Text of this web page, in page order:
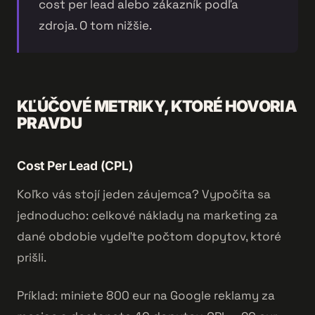
cost per lead alebo zákazník podľa
zdroja. O tom nižšie.
KĽÚČOVÉ METRIKY, KTORÉ HOVORIA
PRAVDU
Cost Per Lead (CPL)
Koľko vás stojí jeden záujemca? Vypočíta sa
jednoducho: celkové náklady na marketing za
dané obdobie vydeľte počtom dopytov, ktoré
prišli.
Príklad: miniete 800 eur na Google reklamy za